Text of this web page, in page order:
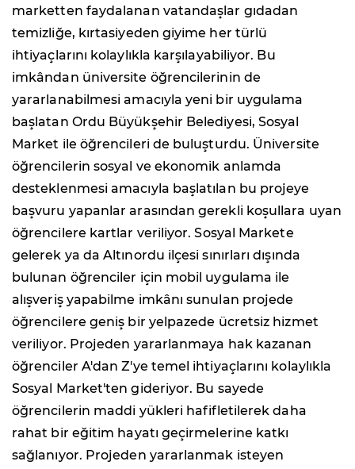
marketten faydalanan vatandaşlar gıdadan
temizliğe, kırtasiyeden giyime her türlü
ihtiyaçlarını kolaylıkla karşılayabiliyor. Bu
imkândan üniversite öğrencilerinin de
yararlanabilmesi amacıyla yeni bir uygulama
başlatan Ordu Büyükşehir Belediyesi, Sosyal
Market ile öğrencileri de buluşturdu. Üniversite
öğrencilerin sosyal ve ekonomik anlamda
desteklenmesi amacıyla başlatılan bu projeye
başvuru yapanlar arasından gerekli koşullara uyan
öğrencilere kartlar veriliyor. Sosyal Markete
gelerek ya da Altınordu ilçesi sınırları dışında
bulunan öğrenciler için mobil uygulama ile
alışveriş yapabilme imkânı sunulan projede
öğrencilere geniş bir yelpazede ücretsiz hizmet
veriliyor. Projeden yararlanmaya hak kazanan
öğrenciler A'dan Z'ye temel ihtiyaçlarını kolaylıkla
Sosyal Market'ten gideriyor. Bu sayede
öğrencilerin maddi yükleri hafifletilerek daha
rahat bir eğitim hayatı geçirmelerine katkı
sağlanıyor. Projeden yararlanmak isteyen